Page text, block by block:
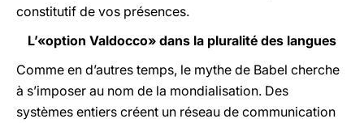
constitutif de vos présences.
L’«option Valdocco» dans la pluralité des langues
Comme en d’autres temps, le mythe de Babel cherche
à s’imposer au nom de la mondialisation. Des
systèmes entiers créent un réseau de communication